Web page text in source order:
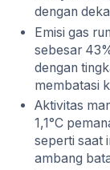
dengan
Emisi gas
sebesar
dengan
membatasi
Aktivitas
1,1°C
seperti saat
ambang